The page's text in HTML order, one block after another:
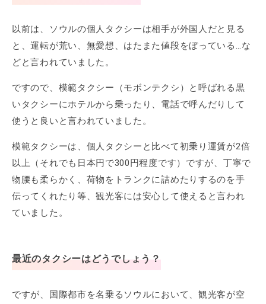
以前は、ソウルの個人タクシーは相手が外国人だと見る
と、運転が荒い、無愛想、はたまた値段をぼっている…な
どと言われていました。
ですので、模範タクシー（モボンテクシ）と呼ばれる黒
いタクシーにホテルから乗ったり、電話で呼んだりして
使うと良いと言われていました。
模範タクシーは、個人タクシーと比べて初乗り運賃が2倍
以上（それでも日本円で300円程度です）ですが、丁寧で
物腰も柔らかく、荷物をトランクに詰めたりするのを手
伝ってくれたり等、観光客には安心して使えると言われ
ていました。
最近のタクシーはどうでしょう？
ですが、国際都市を名乗るソウルにおいて、観光客が空